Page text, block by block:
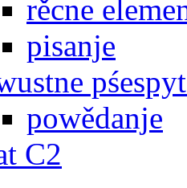
rěcne
pisanje
powědanje
C2